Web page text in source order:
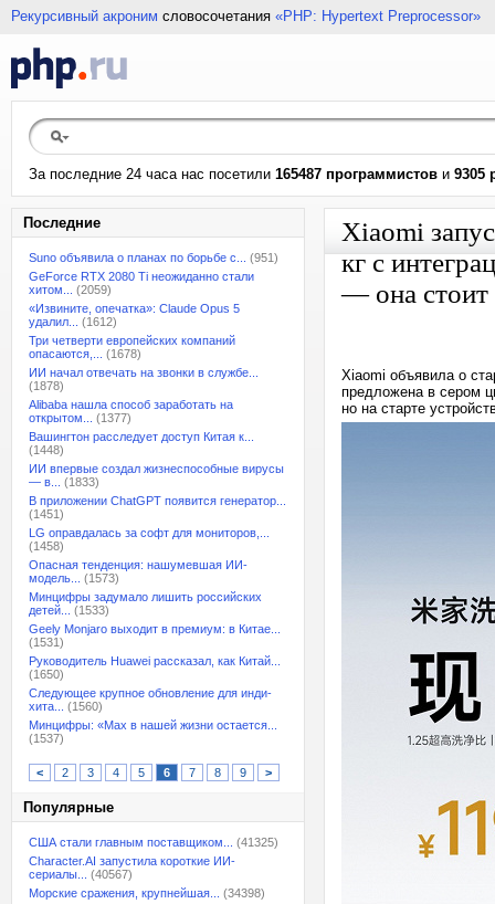
Рекурсивный акроним словосочетания «PHP: Hypertext Preprocessor»
За последние 24 часа нас посетили 165487 программистов и 9305
Последние
Suno объявила о планах по борьбе с...
(951)
GeForce RTX 2080 Ti неожиданно стали
хитом...
(2059)
«Извините, опечатка»: Claude Opus 5
удалил...
(1612)
Три четверти европейских компаний
опасаются,...
(1678)
ИИ начал отвечать на звонки в службе...
(1878)
Alibaba нашла способ заработать на
открытом...
(1377)
Вашингтон расследует доступ Китая к...
(1448)
ИИ впервые создал жизнеспособные вирусы
— в...
(1833)
В приложении ChatGPT появится генератор...
(1451)
LG оправдалась за софт для мониторов,...
(1458)
Опасная тенденция: нашумевшая ИИ-
модель...
(1573)
Минцифры задумало лишить российских
детей...
(1533)
Geely Monjaro выходит в премиум: в Китае...
(1531)
Руководитель Huawei рассказал, как Китай...
(1650)
Следующее крупное обновление для инди-
хита...
(1560)
Минцифры: «Max в нашей жизни остается...
(1537)
< 2 3 4 5 6 7 8 9 >
Популярные
США стали главным поставщиком...
(41325)
Character.AI запустила короткие ИИ-
сериалы...
(40567)
Морские сражения, крупнейшая...
(34398)
Xiaomi
кг с
— она стоит
Xiaomi объявила о
предложена в сером
но на старте